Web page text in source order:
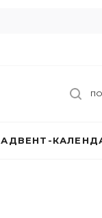
АДВЕНТ-